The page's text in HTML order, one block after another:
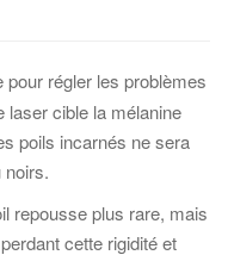
régler les problèmes
laser cible la mélanine
poils incarnés ne sera
noirs.
repousse plus rare, mais
cette rigidité et